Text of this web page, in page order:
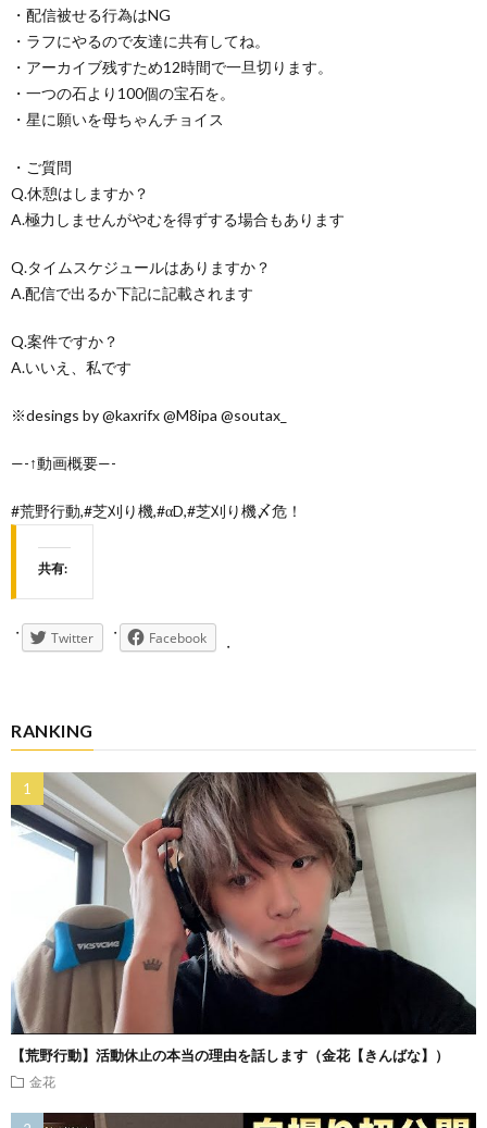
・配信被せる行為はNG
・ラフにやるので友達に共有してね。
・アーカイブ残すため12時間で一旦切ります。
・一つの石より100個の宝石を。
・星に願いを母ちゃんチョイス
・ご質問
Q.休憩はしますか？
A.極力しませんがやむを得ずする場合もあります
Q.タイムスケジュールはありますか？
A.配信で出るか下記に記載されます
Q.案件ですか？
A.いいえ、私です
※desings by @kaxrifx @M8ipa @soutax_
—-↑動画概要—-
#荒野行動,#芝刈り機,#αD,#芝刈り機〆危！
共有:
Twitter Facebook
RANKING
【荒野行動】活動休止の本当の理由を話します（金花【きんばな】）
金花